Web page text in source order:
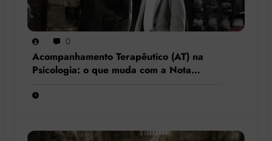
0
Acompanhamento Terapêutico (AT) na
Psicologia: o que muda com a Nota